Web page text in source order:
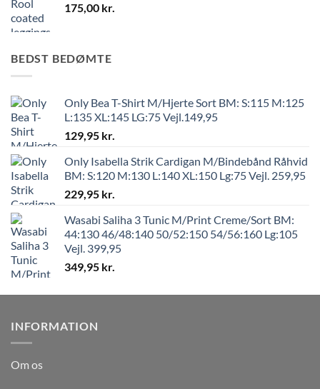
175,00 kr.
BEDST BEDØMTE
Only Bea T-Shirt M/Hjerte Sort BM: S:115 M:125
L:135 XL:145 LG:75 Vejl.149,95
129,95 kr.
Only Isabella Strik Cardigan M/Bindebånd Råhvid
BM: S:120 M:130 L:140 XL:150 Lg:75 Vejl. 259,95
229,95 kr.
Wasabi Saliha 3 Tunic M/Print Creme/Sort BM:
44:130 46/48:140 50/52:150 54/56:160 Lg:105
Vejl. 399,95
349,95 kr.
INFORMATION
Om os